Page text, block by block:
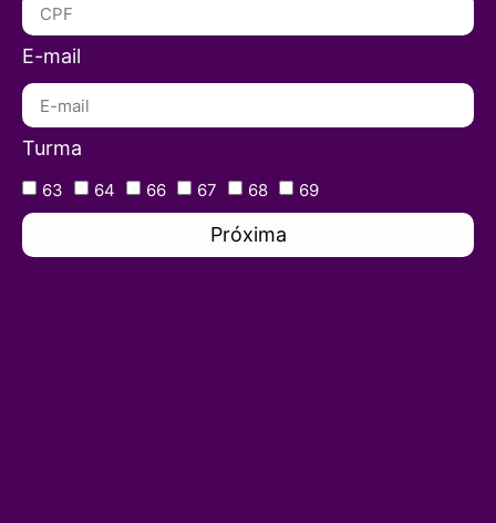
E-mail
Turma
63 64 66 67 68 69
Próxima